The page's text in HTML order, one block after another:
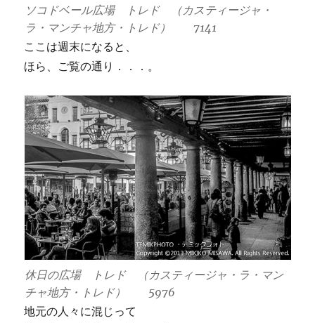
ソコドベール広場 トレド （カスティージャ・
ラ・マンチャ地方・トレド） 7141
ここは週末になると、
ほら、ご覧の通り．．．。
休日の広場 トレド （カスティージャ・ラ・マン
チャ地方・トレド） 5976
地元の人々に混じって